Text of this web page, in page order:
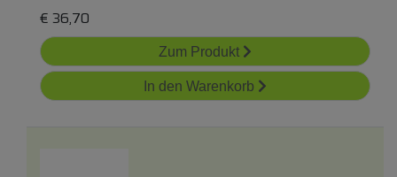
€ 36,70
Zum Produkt
In den Warenkorb